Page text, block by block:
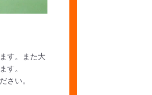
す。また大
す。
さい。